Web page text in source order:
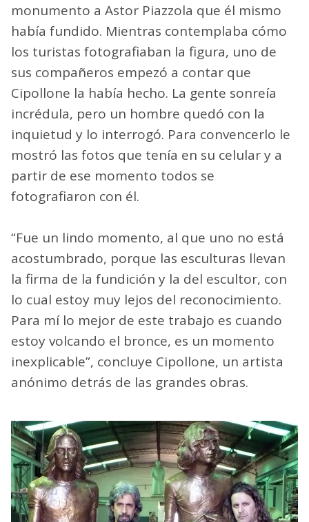
monumento a Astor Piazzola que él mismo
había fundido. Mientras contemplaba cómo
los turistas fotografiaban la figura, uno de
sus compañeros empezó a contar que
Cipollone la había hecho. La gente sonreía
incrédula, pero un hombre quedó con la
inquietud y lo interrogó. Para convencerlo le
mostró las fotos que tenía en su celular y a
partir de ese momento todos se
fotografiaron con él.
“Fue un lindo momento, al que uno no está
acostumbrado, porque las esculturas llevan
la firma de la fundición y la del escultor, con
lo cual estoy muy lejos del reconocimiento.
Para mí lo mejor de este trabajo es cuando
estoy volcando el bronce, es un momento
inexplicable”, concluye Cipollone, un artista
anónimo detrás de las grandes obras.